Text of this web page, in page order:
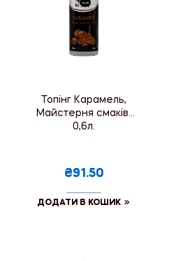
Топінг Карамель,
Майстерня смаків,
0,6л.
₴91.50
ДОДАТИ В КОШИК